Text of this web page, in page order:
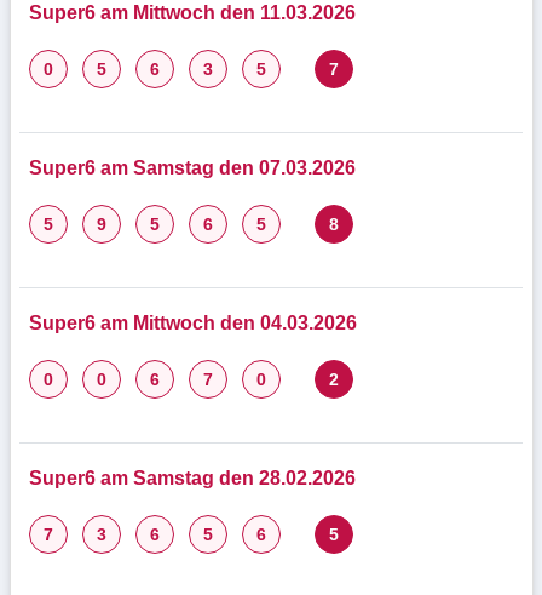
Super6 am Mittwoch den 11.03.2026
0 5 6 3 5 7
Super6 am Samstag den 07.03.2026
5 9 5 6 5 8
Super6 am Mittwoch den 04.03.2026
0 0 6 7 0 2
Super6 am Samstag den 28.02.2026
7 3 6 5 6 5